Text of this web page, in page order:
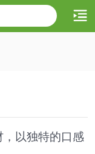
以独特的口感